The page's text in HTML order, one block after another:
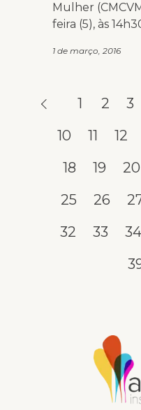
Mulher
feira (5), às
1 de março, 2016
1 2 3
10
11 12
18
19 20
25
26
32
33 34